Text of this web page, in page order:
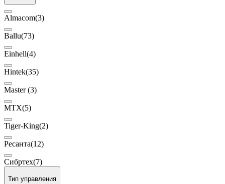
Almacom(3)
Ballu(73)
Einhell(4)
Hintek(35)
Master(3)
MTX(5)
Tiger-King(2)
Ресанта(12)
Сибртех(7)
Тип управления